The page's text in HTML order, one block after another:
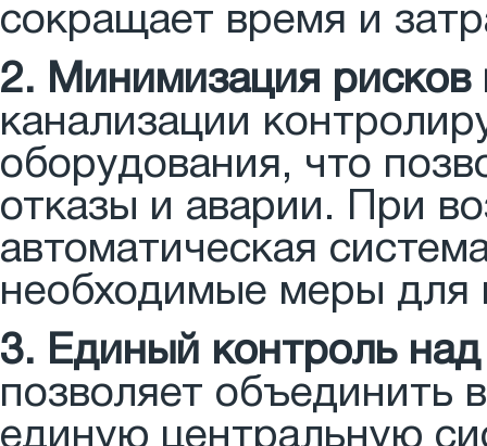
сокращает время и
2. Минимизация рисков
канализации
оборудования, что
отказы и аварии. При
автоматическая
необходимые меры для
3. Единый контроль
позволяет объединить
единую центральную